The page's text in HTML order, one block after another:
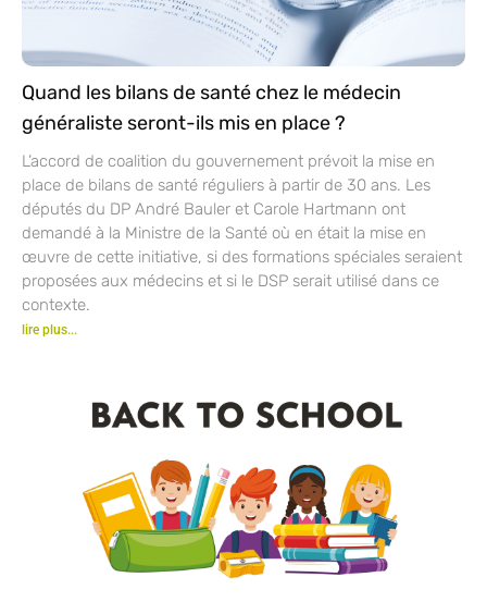
Quand les bilans de santé chez le médecin
généraliste seront-ils mis en place ?
L’accord de coalition du gouvernement prévoit la mise en
place de bilans de santé réguliers à partir de 30 ans. Les
députés du DP André Bauler et Carole Hartmann ont
demandé à la Ministre de la Santé où en était la mise en
œuvre de cette initiative, si des formations spéciales seraient
proposées aux médecins et si le DSP serait utilisé dans ce
contexte.
lire plus...